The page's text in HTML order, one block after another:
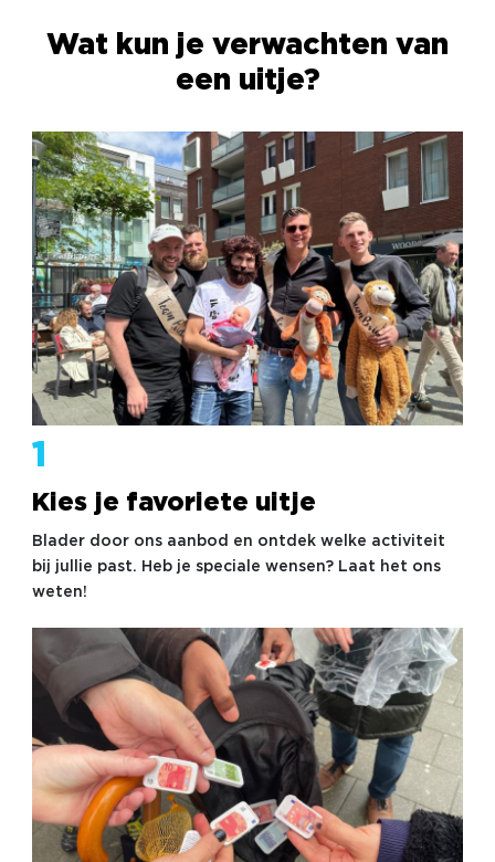
en catering. Maar wil je liever alleen een activiteit
boeken en zelf het vervoer of de horeca regelen?
Ook dat is mogelijk. In beide gevallen zorgen we
Klaar voor actie?
Dan is een actief bedrijfsuitje precies wat je zoekt.
Onze activiteiten brengen beweging, beleving en
verbinding samen. Vraag gerust naar de
mogelijkheden of bekijk direct het aanbod. Samen
zorgen we voor een dag vol energie die je collega’s
niet snel vergeten.
Wat kun je verwachten van
een uitje?
1
Kies je favoriete uitje
Blader door ons aanbod en ontdek welke activiteit
bij jullie past. Heb je speciale wensen? Laat het ons
weten!